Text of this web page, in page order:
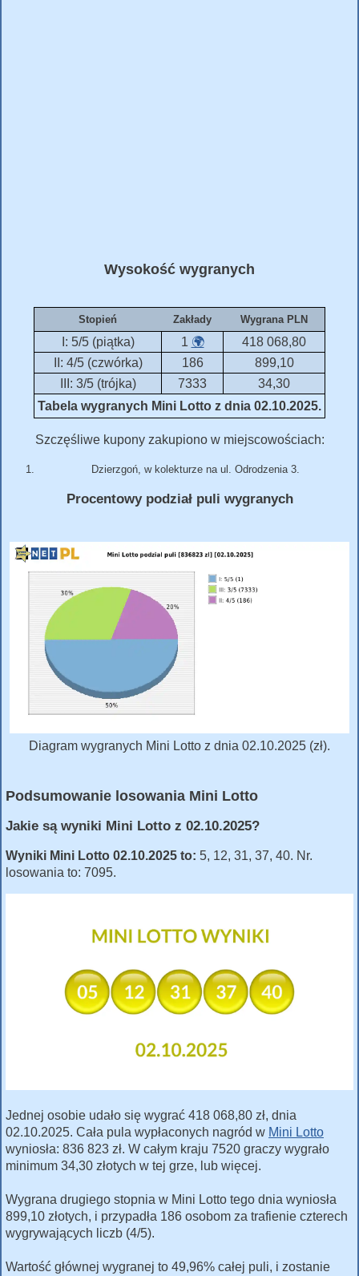
Wysokość wygranych
Stopień Zakłady Wygrana PLN
I: 5/5 (piątka) 1 🌍
418 068,80
II: 4/5 (czwórka)
186
899,10
III: 3/5 (trójka)
7333
34,30
Tabela wygranych Mini Lotto z dnia 02.10.2025.
Szczęśliwe kupony zakupiono w miejscowościach:
Dzierzgoń, w kolekturze na ul. Odrodzenia 3.
Procentowy podział puli wygranych
Diagram wygranych Mini Lotto z dnia 02.10.2025 (zł).
Podsumowanie losowania Mini Lotto
Jakie są wyniki Mini Lotto z 02.10.2025?
Wyniki Mini Lotto 02.10.2025 to: 5, 12, 31, 37, 40. Nr.
losowania to: 7095.
Jednej osobie udało się wygrać 418 068,80 zł, dnia
02.10.2025. Cała pula wypłaconych nagród w Mini Lotto
wyniosła: 836 823 zł. W całym kraju 7520 graczy wygrało
minimum 34,30 złotych w tej grze, lub więcej.
Wygrana drugiego stopnia w Mini Lotto tego dnia wyniosła
899,10 złotych, i przypadła 186 osobom za trafienie czterech
wygrywających liczb (4/5).
Wartość głównej wygranej to 49,96% całej puli, i zostanie